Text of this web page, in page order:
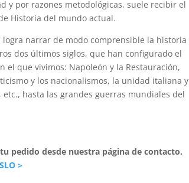
y por razones metodológicas, suele recibir el
Historia del mundo actual.
logra narrar de modo comprensible la historia
dos últimos siglos, que han configurado el
el que vivimos: Napoleón y la Restauración,
y los nacionalismos, la unidad italiana y
etc., hasta las grandes guerras mundiales del
pedido desde nuestra página de contacto.
>